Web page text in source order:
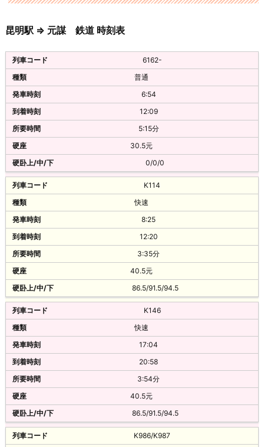
昆明駅 ⇒ 元謀 鉄道 時刻表
6162-
普通
6:54
12:09
5:15分
30.5元
0/0/0
K114
快速
8:25
12:20
3:35分
40.5元
86.5/91.5/94.5
K146
快速
17:04
20:58
3:54分
40.5元
86.5/91.5/94.5
K986/K987